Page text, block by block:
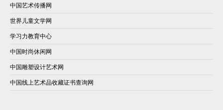
中国艺术传播网
世界儿童文学网
学习力教育中心
中国时尚休闲网
中国雕塑设计艺术网
中国线上艺术品收藏证书查询网